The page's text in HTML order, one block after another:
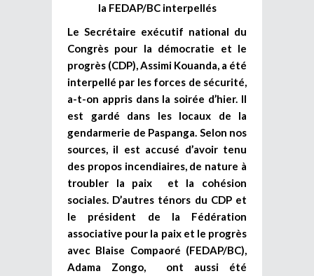
la FEDAP/BC interpellés
Le Secrétaire exécutif national du
Congrès pour la démocratie et le
progrès (CDP), Assimi Kouanda, a été
interpellé par les forces de sécurité,
a-t-on appris dans la soirée d’hier. Il
est gardé dans les locaux de la
gendarmerie de Paspanga. Selon nos
sources, il est accusé d’avoir tenu
des propos incendiaires, de nature à
troubler la paix et la cohésion
sociales. D’autres ténors du CDP et
le président de la Fédération
associative pour la paix et le progrès
avec Blaise Compaoré (FEDAP/BC),
Adama Zongo, ont aussi été